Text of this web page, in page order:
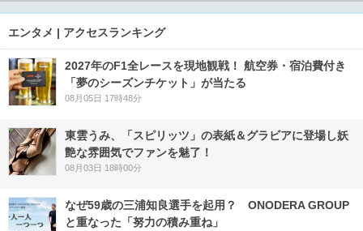
エンタメ | アクセスランキング
2027年のF1全レースを現地観戦！ 航空券・宿泊費付き
「夢のシーズンチケット」が当たる
08月05日 17時48分
東雲うみ、「スピリッツ」の表紙＆グラビアに登場し妖
艶な雰囲気でファンを魅了！
08月03日 18時00分
なぜ59歳の三浦知良選手を起用？ ONODERA GROUP
と重なった「努力の積み重ね」